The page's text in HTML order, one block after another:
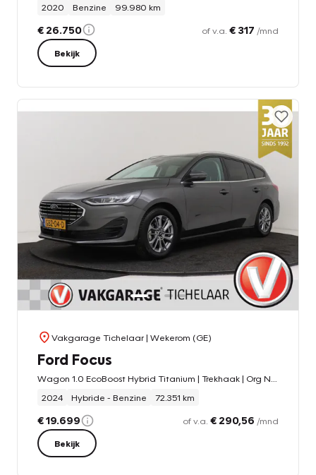
2020
Benzine 99.980 km
€ 26.750 of v.a. € 317 /mnd
Bekijk
Vakgarage Tichelaar| Wekerom (GE)
Ford Focus
2024
Hybride - Benzine 72.351 km
€ 19.699 of v.a. € 290,56 /mnd
Bekijk